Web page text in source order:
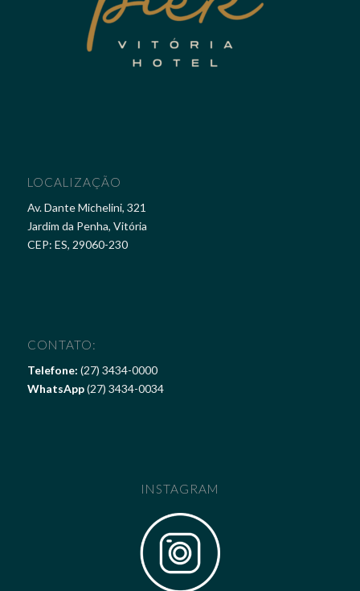
LOCALIZAÇÃO
Av. Dante Michelini, 321
Jardim da Penha, Vitória
CEP: ES, 29060-230
CONTATO:
Telefone: (27) 3434-0000
WhatsApp(27) 3434-0034
INSTAGRAM